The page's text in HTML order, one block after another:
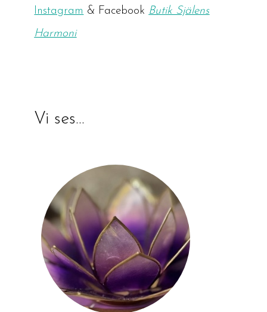
Instagram & Facebook Butik Själens
Harmoni
Vi ses…